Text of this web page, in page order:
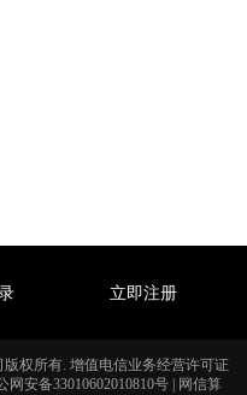
立即注册
权所有. 增值电信业务经营许可证
网安备33010602010810号 网信算